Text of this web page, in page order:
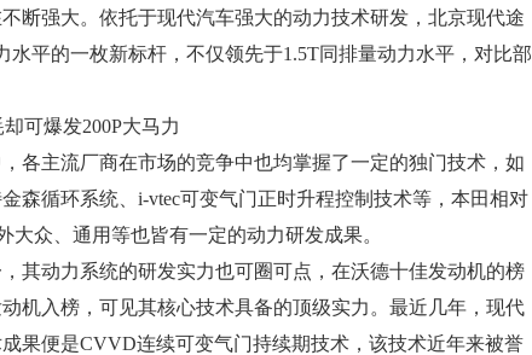
强大。依托于现代汽车强大的动力技术研发，北京现代途
水平的一枚新标杆，不仅领先于1.5T同排量动力水平，对比部
可爆发200P大马力
主流厂商在市场的竞争中也均掌握了一定的独门技术，如
森循环系统、i-vtec可变气门正时升程控制技术等，本田相对
众、通用等也皆有一定的动力研发成果。
动力系统的研发实力也可圈可点，在沃德十佳发动机的榜
机入榜，可见其核心技术具备的顶级实力。最近几年，现代
果便是CVVD连续可变气门持续期技术，该技术近年来被誉